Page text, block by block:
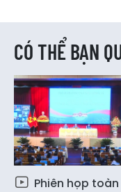
CÓ THỂ BẠN
Phiên họp